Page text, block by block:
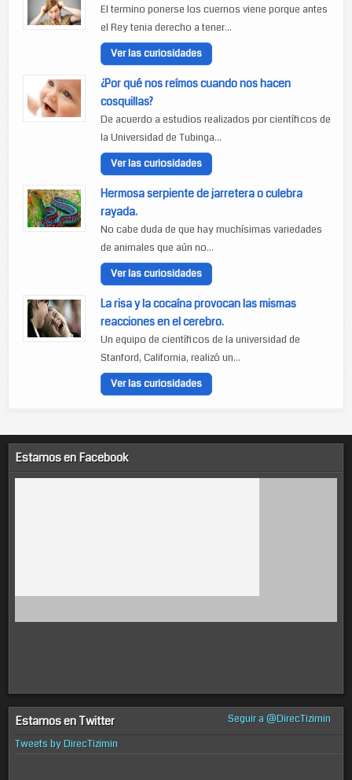
El termino ponerse los cuernos viene porque antes
el Rey tenia derecho a tener...
Ver las curiosidades
¿Por qué nos reímos cuando nos hacen
cosquillas?
De acuerdo a estudios realizados por científicos de
la Universidad de Tubinga...
Ver las curiosidades
Hermosa serpiente de jarretera o culebra
rayada.
No cabe duda de que hay muchísimas variedades
de animales que aún no...
Ver las curiosidades
La risa y la cocaína provocan las mismas
reacciones en el cerebro.
Un equipo de científicos de la universidad de
Stanford, California, realizó un...
Ver las curiosidades
Estamos en Facebook
Estamos en Twitter
Seguir a @DirecTizimin
Tweets by DirecTizimin